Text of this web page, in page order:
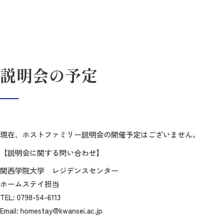
説明会の予定
現在、ホストファミリー説明会の開催予定はございません。
【説明会に関する問い合わせ】
関西学院大学 レジデンスセンター
ホームステイ担当
TEL: 0798-54-6113
Email: homestay@kwansei.ac.jp